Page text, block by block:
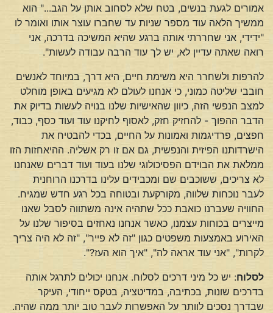
אמורים לגעת בנשים, בטח שלא לסחוב אותן על הגב..." הוא
ממשיך הלאה עוד מספר שניות עד שחברו עוצר אותו ואומר לו
"ידידי, אני שחררתי אותה ברגע שהיא המשיכה בדרכה, אני
רואה שאתה עדיין לא, יש לך עוד הרבה עבודה לעשות".
להרפות ולשחרר היא משימת חיים, היא דרך, במיוחד לאנשים
חובבי שליטה כמוני, כי אנחנו לעולם לא מגיעים באופן מוחלט
למצב הנפשי הזה, כיוון שהאישיות שלנו בנויה לעשות בדיוק את
הדבר ההפוך - להחזיק חזק, לאסוף לחיקנו עוד ועוד כסף, כבוד,
חפצים, פרדיגמות ואמונות על החיים, בכדי להבטיח את
הישרדותנו הפיזית והנפשית, גם אם זו רק אשליה. ההיאחזות הזו
ממלאת את הבוידם הפסיכולוגי שלנו בעוד ועוד דברים שאנחנו
לא צריכים, ששוכבים שם ומכבידים עלינו בדרכנו הרוחנית
לעבר נוכחות שלווה, מקורקעת ובטוחה בכל רגע חדש שמגיח.
החוויה שעברנו כואבת ככל שתהיה אינה משתווה לסבל שאנו
מייצרים בכוחות עצמנו, כאשר אנחנו נאחזים בסיפור שלנו על
האירוע באמצעות משפטים כגון "זה לא פייר", "זה לא היה צריך
לקרות", "אני עוד אראה לה", "איך הוא העז?".
לסלוח: יש כל מיני דרכים לסלוח. אנחנו יכולים לתרגל אותה
בדרכים שונות, בכתיבה, במדיטציה, בטקס ייחודי, העיקר
שבדרך נסכים לוותר על האפשרות לעבר טוב יותר ממה שהיה.